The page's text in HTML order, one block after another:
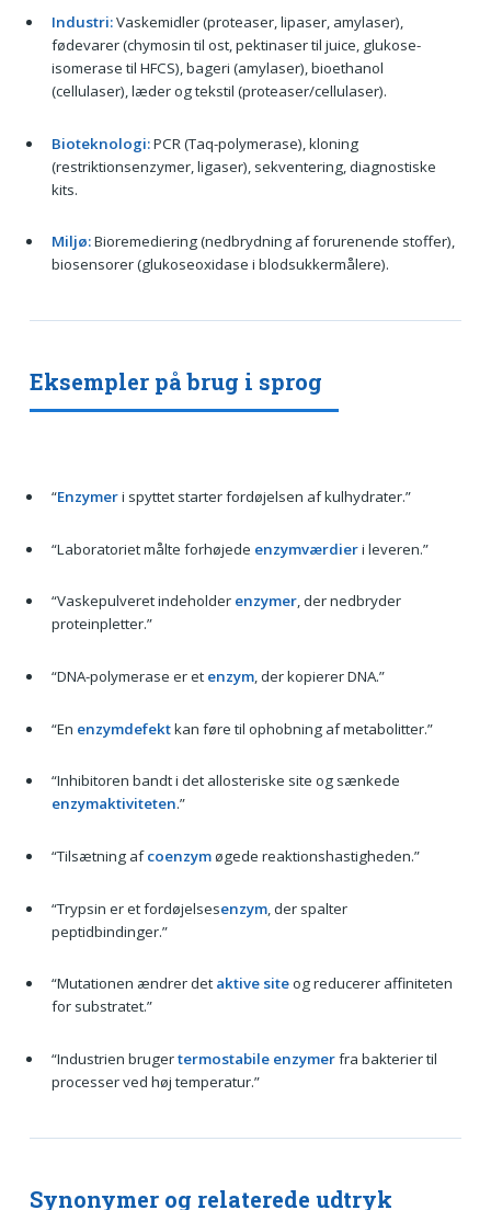
Industri:Vaskemidler (proteaser, lipaser, amylaser),
fødevarer (chymosin til ost, pektinaser til juice, glukose-
isomerase til HFCS), bageri (amylaser), bioethanol
(cellulaser), læder og tekstil (proteaser/cellulaser).
Bioteknologi:PCR (Taq-polymerase), kloning
(restriktionsenzymer, ligaser), sekventering, diagnostiske
kits.
Miljø:Bioremediering (nedbrydning af forurenende stoffer),
biosensorer (glukoseoxidase i blodsukkermålere).
Eksempler på brug i sprog
“Enzymeri spyttet starter fordøjelsen af kulhydrater.”
“Laboratoriet målte forhøjede enzymværdieri leveren.”
“Vaskepulveret indeholder enzymer, der nedbryder
proteinpletter.”
“DNA-polymerase er et enzym, der kopierer DNA.”
“En enzymdefektkan føre til ophobning af metabolitter.”
“Inhibitoren bandt i det allosteriske site og sænkede
enzymaktiviteten.”
“Tilsætning afcoenzymøgede reaktionshastigheden.”
“Trypsin er et fordøjelsesenzym, der spalter
peptidbindinger.”
“Mutationen ændrer det aktive siteog reducerer affiniteten
for substratet.”
“Industrien brugertermostabile enzymerfra bakterier til
processer ved høj temperatur.”
Synonymer og relaterede udtryk